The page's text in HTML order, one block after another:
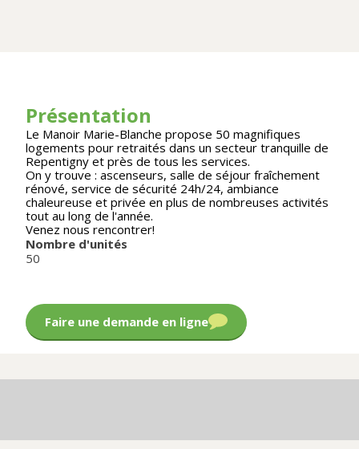
Présentation
Le Manoir Marie-Blanche propose 50 magnifiques
logements pour retraités dans un secteur tranquille de
Repentigny et près de tous les services.
On y trouve : ascenseurs, salle de séjour fraîchement
rénové, service de sécurité 24h/24, ambiance
chaleureuse et privée en plus de nombreuses activités
tout au long de l'année.
Venez nous rencontrer!
Nombre d'unités
50
Faire une demande en ligne